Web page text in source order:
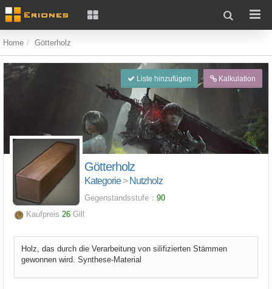
Home Götterholz
Liste hinzufügen Kalkulation
Götterholz
Kategorie> Nutzholz
Gegenstandsstufe： 90
Kaufpreis 26 Gill
Holz, das durch die Verarbeitung von silifizierten Stämmen
gewonnen wird. Synthese-Material